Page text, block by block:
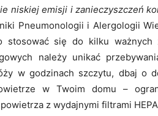
niskiej emisji i zanieczyszczeń
Pneumonologii i Alergologii
stosować się do kilku
należy unikać
w godzinach szczytu, dbaj o
w Twoim domu –
z wydajnymi filtrami